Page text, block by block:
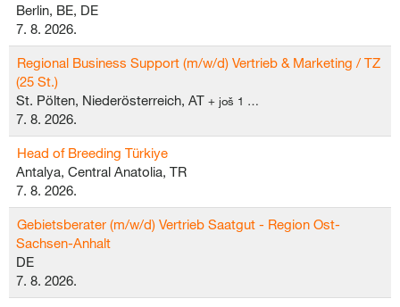
Berlin, BE, DE
7. 8. 2026.
Regional Business Support (m/w/d) Vertrieb & Marketing / TZ
(25 St.)
St. Pölten, Niederösterreich, AT + još 1 …
7. 8. 2026.
Head of Breeding Türkiye
Antalya, Central Anatolia, TR
7. 8. 2026.
Gebietsberater (m/w/d) Vertrieb Saatgut - Region Ost-
Sachsen-Anhalt
DE
7. 8. 2026.